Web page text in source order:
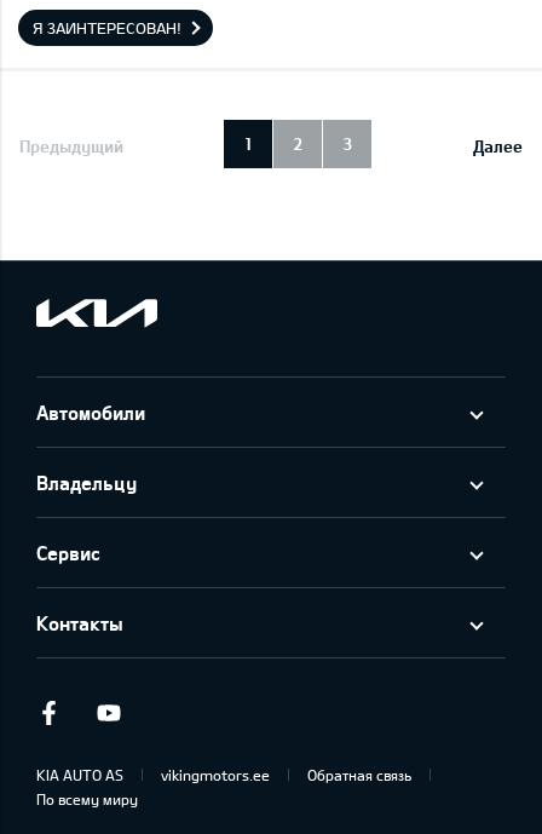
Я ЗАИНТЕРЕСОВАН!
Предыдущий Далее
1 2 3
Автомобили
Владельцу
Сервис
Контакты
Facebook
KIA AUTO AS vikingmotors.ee
Обратная связь
По всему миру